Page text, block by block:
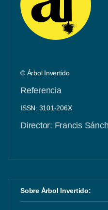
© Árbol Invertido
Referencia
ISSN: 3101-206X
Director: Francis
Sobre Árbol Invertido: